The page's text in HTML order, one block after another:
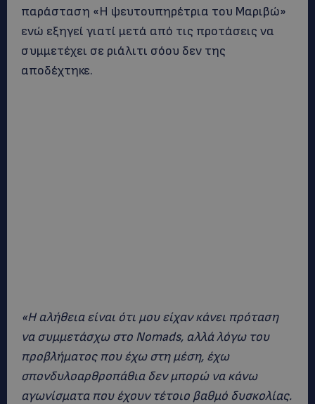
παράσταση «Η ψευτουπηρέτρια του Μαριβώ»
ενώ εξηγεί γιατί μετά από τις προτάσεις να
συμμετέχει σε ριάλιτι σόου δεν της
αποδέχτηκε.
«Η αλήθεια είναι ότι μου είχαν κάνει πρόταση
να συμμετάσχω στο Nomads, αλλά λόγω του
προβλήματος που έχω στη μέση, έχω
σπονδυλοαρθροπάθια δεν μπορώ να κάνω
αγωνίσματα που έχουν τέτοιο βαθμό δυσκολίας.